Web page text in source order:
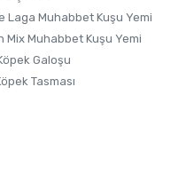
Laga Muhabbet Kuşu Yemi
Mix Muhabbet Kuşu Yemi
Galoşu
Tasması